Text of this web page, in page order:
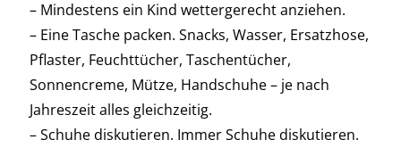
– Mindestens ein Kind wettergerecht anziehen.
– Eine Tasche packen. Snacks, Wasser, Ersatzhose,
Pflaster, Feuchttücher, Taschentücher,
Sonnencreme, Mütze, Handschuhe – je nach
Jahreszeit alles gleichzeitig.
– Schuhe diskutieren. Immer Schuhe diskutieren.